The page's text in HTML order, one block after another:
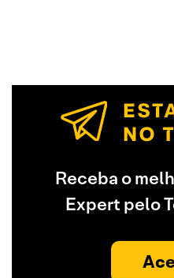
Receba o
Expert pelo